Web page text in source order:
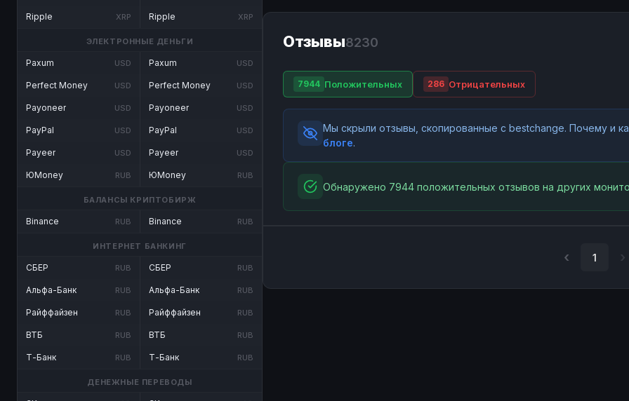
Ripple XRP Ripple XRP
ЭЛЕКТРОННЫЕ ДЕНЬГИ
Paxum USD
Perfect Money USD
Payoneer USD
PayPal USD
Payeer USD
ЮMoney RUB
Paxum USD
Perfect Money USD
Payoneer USD
PayPal USD
Payeer USD
ЮMoney RUB
БАЛАНСЫ КРИПТОБИРЖ
Binance RUB Binance RUB
ИНТЕРНЕТ БАНКИНГ
СБЕР RUB
Альфа-Банк RUB
Райффайзен RUB
ВТБ RUB
Т-Банк RUB
СБЕР RUB
Альфа-Банк RUB
Райффайзен RUB
ВТБ RUB
Т-Банк RUB
ДЕНЕЖНЫЕ ПЕРЕВОДЫ
Отзывы8230
7944 Положительных 286 Отрицательных
Мы скрыли отзывы, скопированные с bestchange. Почему и
блоге.
Обнаружено 7944 положительных отзывов на других
1